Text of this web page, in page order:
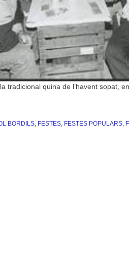
tradicional quina de l’havent sopat,
BORDILS, FESTES, FESTES POPULARS,